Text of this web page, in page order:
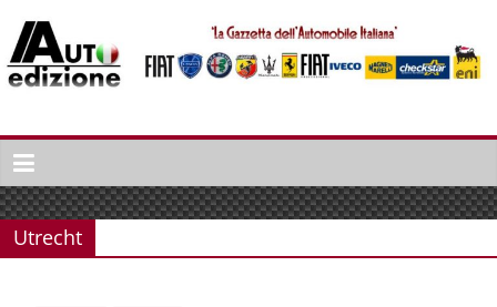
naar
inhoud
Auto
Edizione
La
Gazetta
dell'Automobile
Utrecht